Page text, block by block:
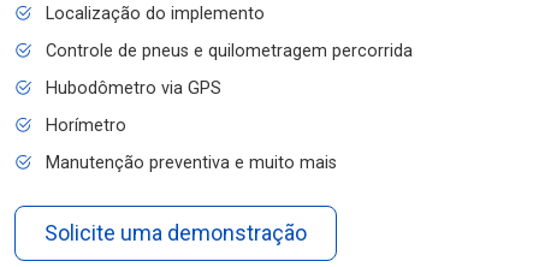
Localização do implemento
Controle de pneus e quilometragem percorrida
Hubodômetro via GPS
Horímetro
Manutenção preventiva e muito mais
Solicite uma demonstração